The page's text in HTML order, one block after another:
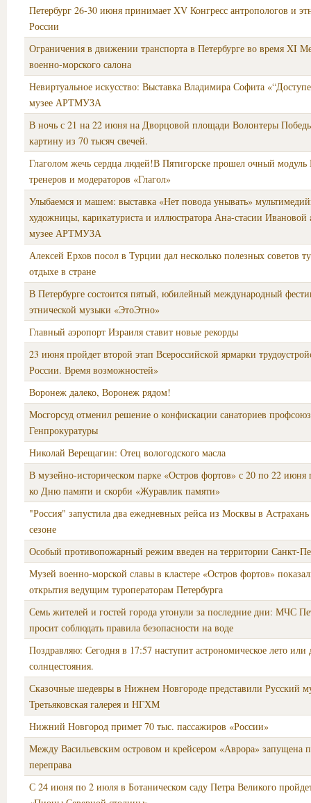
Петербург 26-30 июня принимает XV Конгресс антропологов и
России
Ограничения в движении транспорта в Петербурге во время XI
военно-морского салона
Невиртуальное искусство: Выставка Владимира Софита
музее АРТМУЗА
В ночь с 21 на 22 июня на Дворцовой площади Волонтеры
картину из 70 тысяч свечей.
Глаголом жечь сердца людей!В Пятигорске прошел очный
тренеров и модераторов «Глагол»
Улыбаемся и машем: выставка «Нет повода унывать»
художницы, карикатуриста и иллюстратора Ана-стасии Ивановой
музее АРТМУЗА
Алексей Ерхов посол в Турции дал несколько полезных советов
отдыхе в стране
В Петербурге состоится пятый, юбилейный международный
этнической музыки «ЭтоЭтно»
Главный аэропорт Израиля ставит новые рекорды
23 июня пройдет второй этап Всероссийской ярмарки
России. Время возможностей»
Воронеж далеко, Воронеж рядом!
Мосгорсуд отменил решение о конфискации санаториев
Генпрокуратуры
Николай Верещагин: Отец вологодского масла
В музейно-историческом парке «Остров фортов» с 20 по 22 июня
ко Дню памяти и скорби «Журавлик памяти»
"Россия" запустила два ежедневных рейса из Москвы в
сезоне
Особый противопожарный режим введен на территории Санкт-
Музей военно-морской славы в кластере «Остров фортов»
открытия ведущим туроператорам Петербурга
Семь жителей и гостей города утонули за последние дни: МЧС
просит соблюдать правила безопасности на воде
Поздравляю: Сегодня в 17:57 наступит астрономическое лето или
солнцестояния.
Сказочные шедевры в Нижнем Новгороде представили Русский
Третьяковская галерея и НГХМ
Нижний Новгород примет 70 тыс. пассажиров «России»
Между Васильевским островом и крейсером «Аврора» запущена
переправа
С 24 июня по 2 июля в Ботаническом саду Петра Великого